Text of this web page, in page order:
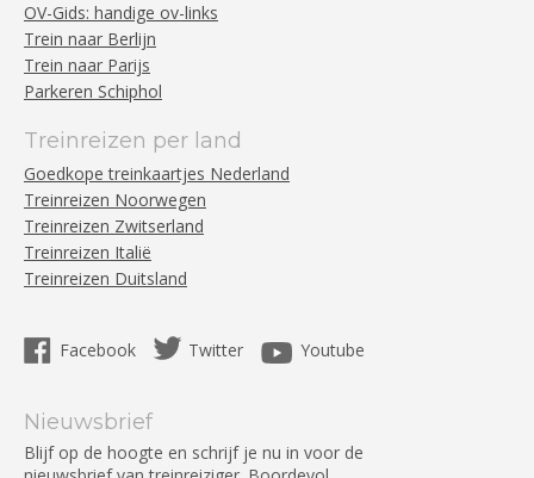
OV-Gids: handige ov-links
Trein naar Berlijn
Trein naar Parijs
Parkeren Schiphol
Treinreizen per land
Goedkope treinkaartjes Nederland
Treinreizen Noorwegen
Treinreizen Zwitserland
Treinreizen Italië
Treinreizen Duitsland
Facebook Twitter Youtube
Nieuwsbrief
Blijf op de hoogte en schrijf je nu in voor de